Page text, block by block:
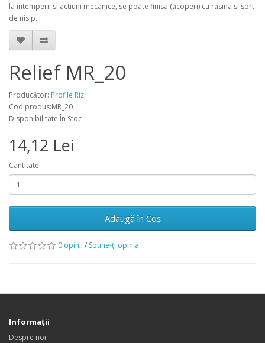
la intemperii si actiuni mecanice, se poate finisa (acoperi) cu rasina si sort
de nisip.
Relief MR_20
Producător: Profile Riz
Cod produs:MR_20
Disponibilitate:În Stoc
14,12 Lei
Cantitate
Adaugă în Coş
0 opinii / Spune-ţi opinia
Informaţii
Despre noi